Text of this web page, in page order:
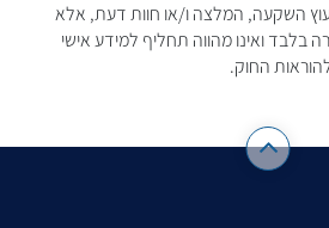
השקעה, המלצה ו/או חוות דעת, אלא
ואינו מהווה תחליף למידע אישי
החוק.